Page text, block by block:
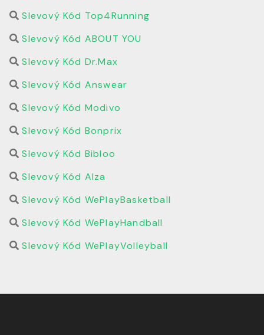
Slevový Kód Top4Running
Slevový Kód ABOUT YOU
Slevový Kód Dr.Max
Slevový Kód Answear
Slevový Kód Modivo
Slevový Kód Bonprix
Slevový Kód Bibloo
Slevový Kód Alza
Slevový Kód WePlayBasketball
Slevový Kód WePlayHandball
Slevový Kód WePlayVolleyball